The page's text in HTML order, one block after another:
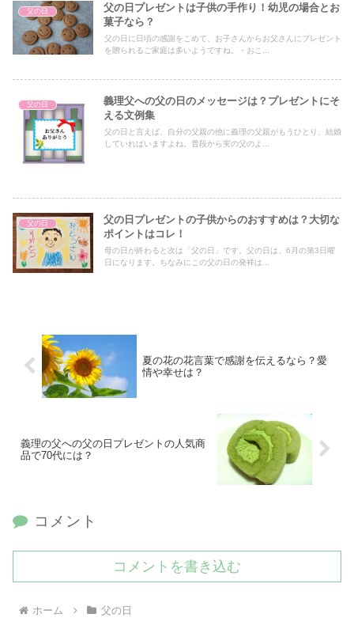
父の日
父の日プレゼントは子供の手作り！幼児の場合とお
菓子なら？
父の日に日頃の感謝をこめて、お子さんからお父さんにプレゼント
を贈られるご家庭は多いようですね。・おこ...
父の日
義理父への父の日のメッセージは？プレゼントにそ
える文例集
父の日と言えば、自分の父親の他に義理の父親がもうひとり、結婚
していればいますよね。普段から実の父のよ...
父の日
父の日プレゼントの子供からのおすすめは？大切な
ポイントはコレ！
母の日が終わると次は「父の日」です。父の日は、6月の第3日曜
日になります。ちなみにこの父の日の発祥は...
夏の花の花言葉で感謝を伝えるなら？愛
情や幸せは？
義理の父への父の日プレゼントの人気商
品で70代には？
コメント
コメントを書き込む
ホーム 父の日